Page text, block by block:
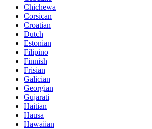
Chichewa
Corsican
Croatian
Dutch
Estonian
Filipino
Finnish
Frisian
Galician
Georgian
Gujarati
Haitian
Hausa
Hawaiian